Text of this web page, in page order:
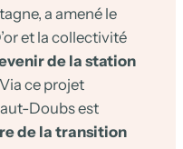
a amené le
et la collectivité
de la station
ce projet
Doubs est
de la transition